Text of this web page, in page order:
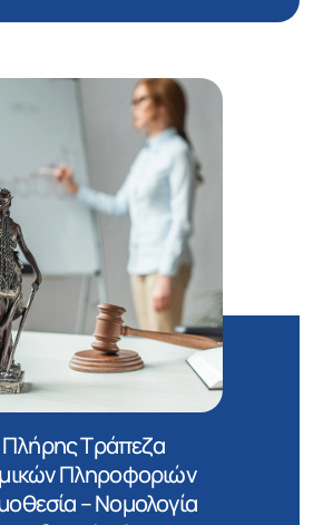
Πλήρης Τράπεζα
Πληροφοριών
– Νομολογία